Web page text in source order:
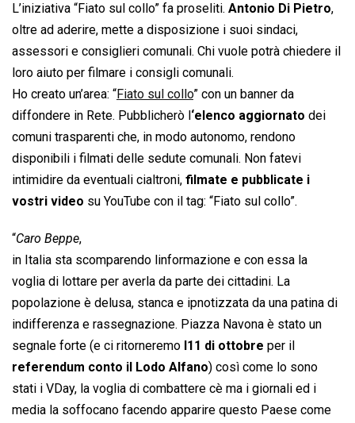
e
b
o
o
k
t
s
A
p
p
k
e
d
I
n
e
a
d
s
i
l
y
L
i
n
k
n
t
L’iniziativa “Fiato sul collo” fa proseliti. Antonio Di Pietro,
oltre ad aderire, mette a disposizione i suoi sindaci,
assessori e consiglieri comunali. Chi vuole potrà chiedere il
loro aiuto per filmare i consigli comunali.
Ho creato un’area: “Fiato sul collo” con un banner da
diffondere in Rete. Pubblicherò l ‘elenco aggiornato dei
comuni trasparenti che, in modo autonomo, rendono
disponibili i filmati delle sedute comunali. Non fatevi
intimidire da eventuali cialtroni, filmate e pubblicate i
vostri video su YouTube con il tag: “Fiato sul collo”.
“Caro Beppe,
in Italia sta scomparendo linformazione e con essa la
voglia di lottare per averla da parte dei cittadini. La
popolazione è delusa, stanca e ipnotizzata da una patina di
indifferenza e rassegnazione. Piazza Navona è stato un
segnale forte (e ci ritorneremo l11 di ottobre per il
referendum conto il Lodo Alfano) così come lo sono
stati i VDay, la voglia di combattere cè ma i giornali ed i
media la soffocano facendo apparire questo Paese come